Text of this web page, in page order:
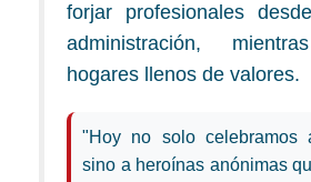
forjar profesionales
administración,
hogares llenos de valores.
"Hoy no solo celebramos
sino a heroínas anónimas